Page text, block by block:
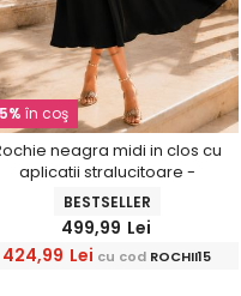
în coş
neagra midi in clos cu
aplicatii stralucitoare -
StarShinerS
BESTSELLER
499,99 Lei
424,99 Lei cu cod ROCHII15